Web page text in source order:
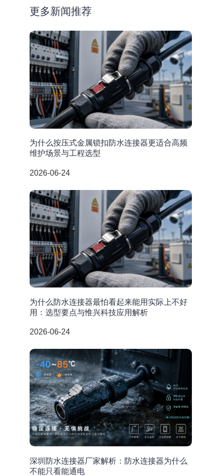
更多新闻推荐
为什么按压式金属锁扣防水连接器更适合高频
维护场景与工程选型
2026-06-24
为什么防水连接器最怕看起来能用实际上不好
用：选型要点与惟兴科技应用解析
2026-06-24
深圳防水连接器厂家解析：防水连接器为什么
不能只看能通电